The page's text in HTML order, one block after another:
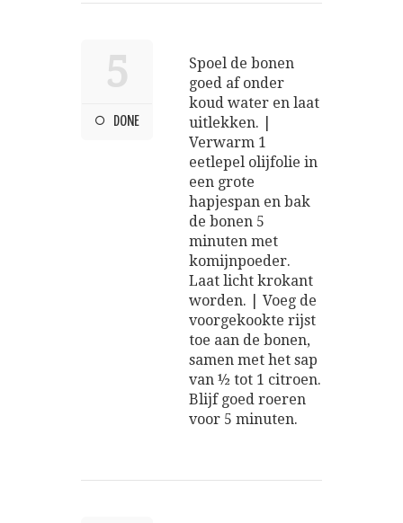
5
DONE
Spoel de bonen
goed af onder
koud water en laat
uitlekken. |
Verwarm 1
eetlepel olijfolie in
een grote
hapjespan en bak
de bonen 5
minuten met
komijnpoeder.
Laat licht krokant
worden. | Voeg de
voorgekookte rijst
toe aan de bonen,
samen met het sap
van ½ tot 1 citroen.
Blijf goed roeren
voor 5 minuten.